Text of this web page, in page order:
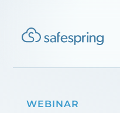
WEBINAR